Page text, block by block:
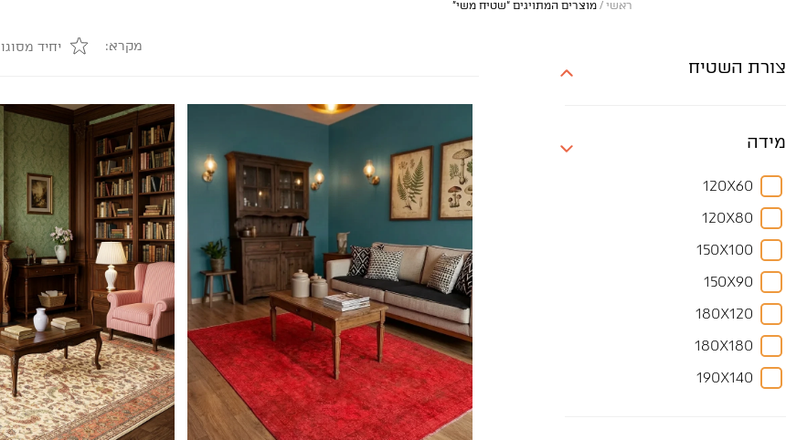
ראשי / מוצרים המתויגים “שטיח משי”
צורת השטיח
מידה
120X60
120X80
150X100
150X90
180X120
180X180
190X140
מקרא: יחיד מסוגו